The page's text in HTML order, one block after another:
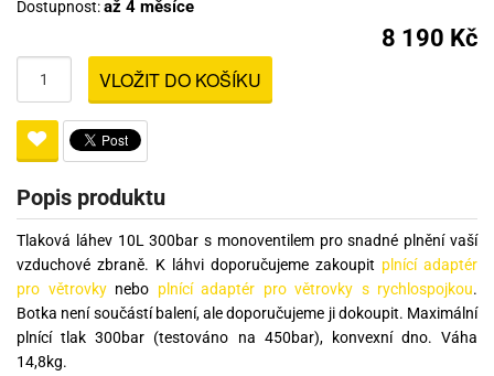
Dostupnost:až 4 měsíce
8 190 Kč
VLOŽIT DO KOŠÍKU
Popis produktu
Tlaková láhev 10L 300bar s monoventilem pro snadné plnění vaší
vzduchové zbraně. K láhvi doporučujeme zakoupit plnící adaptér
pro větrovkynebo plnící adaptér pro větrovky s rychlospojkou.
Botka není součástí balení, ale doporučujeme ji dokoupit. Maximální
plnící tlak 300bar (testováno na 450bar), konvexní dno. Váha
14,8kg.